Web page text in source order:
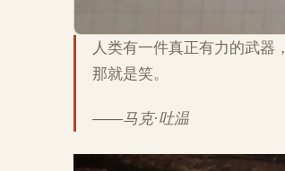
人类有一件真正有力的武器，
那就是笑。
——马克·吐温